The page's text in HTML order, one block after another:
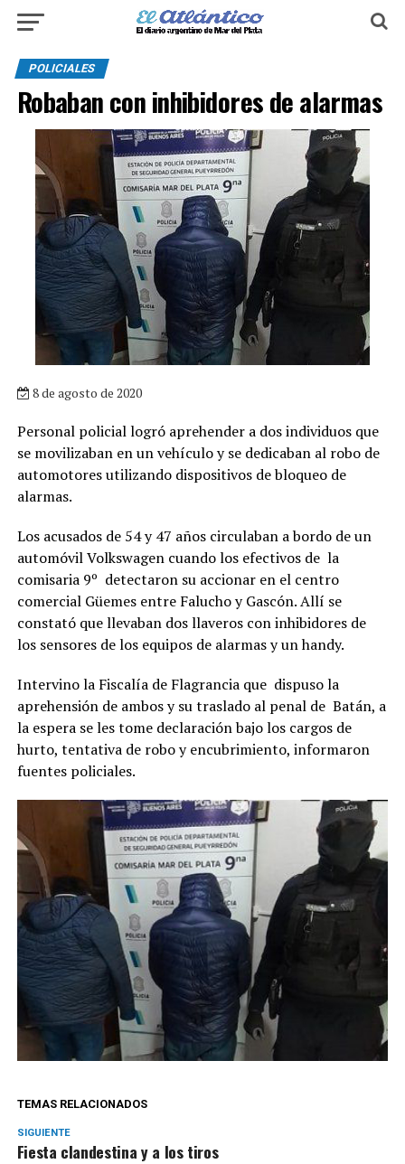
POLICIALES
Robaban con inhibidores de alarmas
8 de agosto de 2020
Personal policial logró aprehender a dos individuos que
se movilizaban en un vehículo y se dedicaban al robo de
automotores utilizando dispositivos de bloqueo de
alarmas.
Los acusados de 54 y 47 años circulaban a bordo de un
automóvil Volkswagen cuando los efectivos de la
comisaria 9º detectaron su accionar en el centro
comercial Güemes entre Falucho y Gascón. Allí se
constató que llevaban dos llaveros con inhibidores de
los sensores de los equipos de alarmas y un handy.
Intervino la Fiscalía de Flagrancia que dispuso la
aprehensión de ambos y su traslado al penal de Batán, a
la espera se les tome declaración bajo los cargos de
hurto, tentativa de robo y encubrimiento, informaron
fuentes policiales.
TEMAS RELACIONADOS
SIGUIENTE
Fiesta clandestina y a los tiros